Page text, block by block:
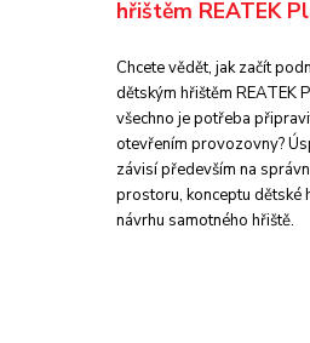
hřištěm REATEK
Chcete vědět, jak začít
dětským hřištěm REATEK
všechno je potřeba
otevřením provozovny?
závisí především na
prostoru, konceptu dětské
návrhu samotného hřiště.